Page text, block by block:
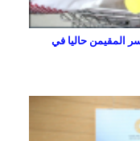
المقيمن حاليا في